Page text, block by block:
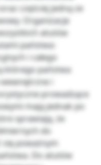
częściej jedną ze
Organizacje
atutów
państwa:
i całego
którego państwa
i
prowadzące
mają jednak po
sprawiają, że
do
poważnym
Do atutów